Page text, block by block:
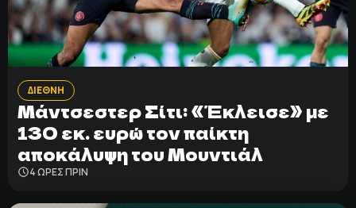
ΔΙΕΘΝΗ
Μάντσεστερ Σίτι: «Έκλεισε» με
130 εκ. ευρώ τον παίκτη
αποκάλυψη του Μουντιάλ
4 ΩΡΕΣ ΠΡΙΝ